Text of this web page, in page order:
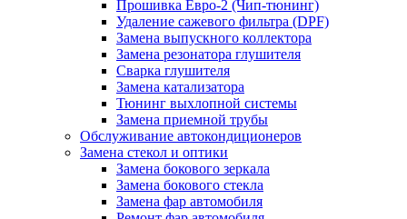
Прошивка Евро-2 (Чип-тюнинг)
Удаление сажевого фильтра (DPF)
Замена выпускного коллектора
Замена резонатора глушителя
Сварка глушителя
Замена катализатора
Тюнинг выхлопной системы
Замена приемной трубы
Обслуживание автокондиционеров
Замена стекол и оптики
Замена бокового зеркала
Замена бокового стекла
Замена фар автомобиля